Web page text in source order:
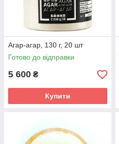
Агар-агар, 130 г, 20 шт
Готово до відправки
5 600 ₴
Купити